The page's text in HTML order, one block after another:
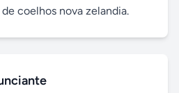
coelhos nova zelandia.